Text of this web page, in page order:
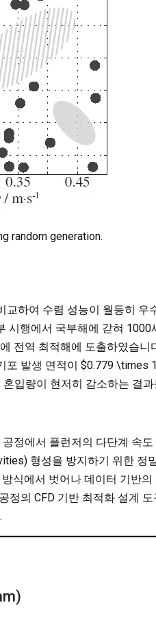
random generation.
교하여 수렴 성능이 월등히 우
시행에서 국부해에 갇혀
전역 최적해에 도출하였습니
포 발생 면적이 $0.779 \times
입량이 현저히 감소하는 결
정에서 플런저의 다단계 속
형성을 방지하기 위한 정
식에서 벗어나 데이터 기반
정의 CFD 기반 최적화 설계